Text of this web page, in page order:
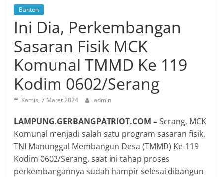
Banten
Ini Dia, Perkembangan
Sasaran Fisik MCK
Komunal TMMD Ke 119
Kodim 0602/Serang
Kamis, 7 Maret 2024 admin
LAMPUNG.GERBANGPATRIOT.COM –Serang, MCK
Komunal menjadi salah satu program sasaran fisik,
TNI Manunggal Membangun Desa (TMMD) Ke-119
Kodim 0602/Serang, saat ini tahap proses
perkembangannya sudah hampir selesai dibangun